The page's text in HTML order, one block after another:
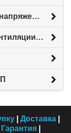
Промышленные стабилизаторы напряжения
Системы приточно-вытяжной вентиляции с рекуперацией тепловой энергии (Рекуператоры)
| Доставка|
Гарантия